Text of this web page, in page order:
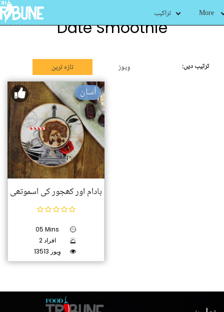
تراکیب More
Date Smoothie
ترتیب دیں: تازہ ترین وِیوز
آسان
بادام اور کھجور کی اسموتھی
05 Mins
2 افراد
13513 وِیوز